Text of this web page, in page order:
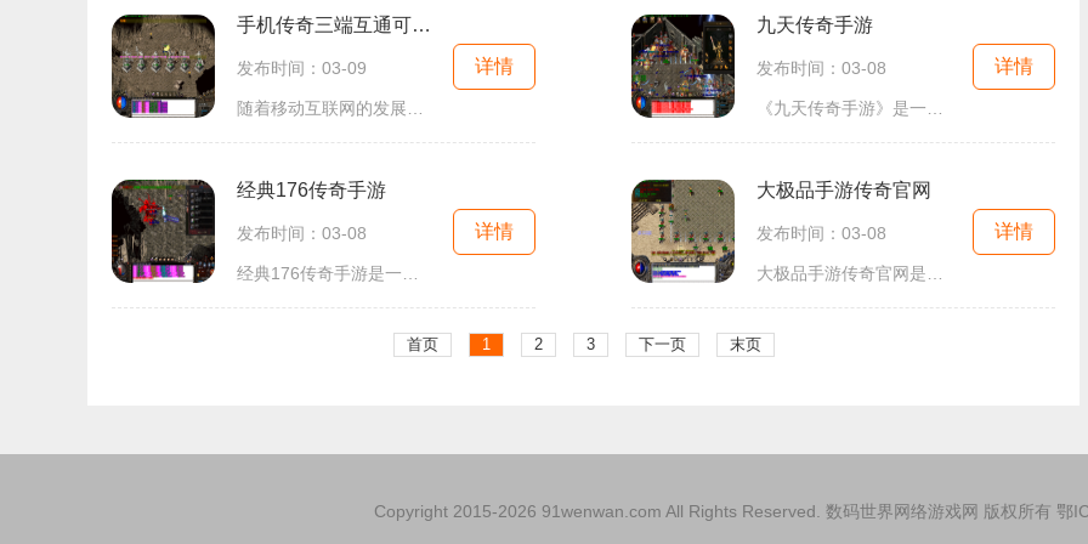
手机传奇三端互通可提现
发布时间：03-09 详情
九天传奇手游
发布时间：03-08 详情
经典176传奇手游
发布时间：03-08 详情
大极品手游传奇官网
发布时间：03-08 详情
首页 1 2 3 下一页 末页
Copyright 2015-2026 91wenwan.com All Rights Reserved. 数码世界网络游戏网 版权所有 鄂